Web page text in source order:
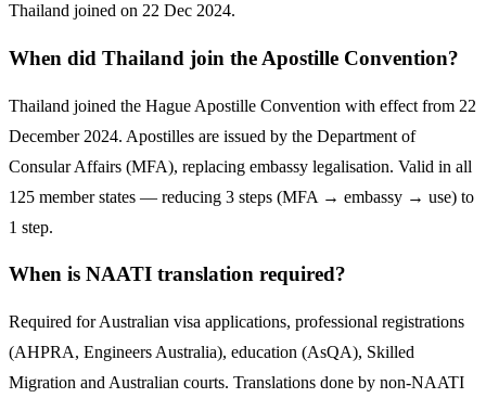
Thailand joined on 22 Dec 2024.
When did Thailand join the Apostille Convention?
Thailand joined the Hague Apostille Convention with effect from 22
December 2024. Apostilles are issued by the Department of
Consular Affairs (MFA), replacing embassy legalisation. Valid in all
125 member states — reducing 3 steps (MFA → embassy → use) to
1 step.
When is NAATI translation required?
Required for Australian visa applications, professional registrations
(AHPRA, Engineers Australia), education (AsQA), Skilled
Migration and Australian courts. Translations done by non-NAATI